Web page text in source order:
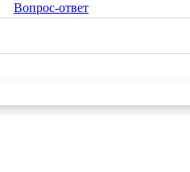
Вопрос-ответ